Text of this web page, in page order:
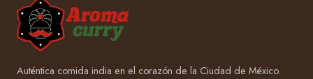
Auténtica comida india en el corazón de la Ciudad de México.